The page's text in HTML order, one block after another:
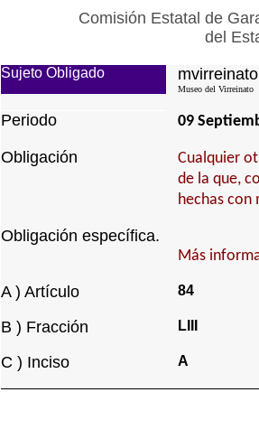
Comisión Estatal de
del
Sujeto Obligado
Museo del Virreinato
Periodo 09
Obligación
Cualquier
de la que,
hechas con
Obligación específica.
Más
A ) Artículo 84
B ) Fracción LIII
C ) Inciso A